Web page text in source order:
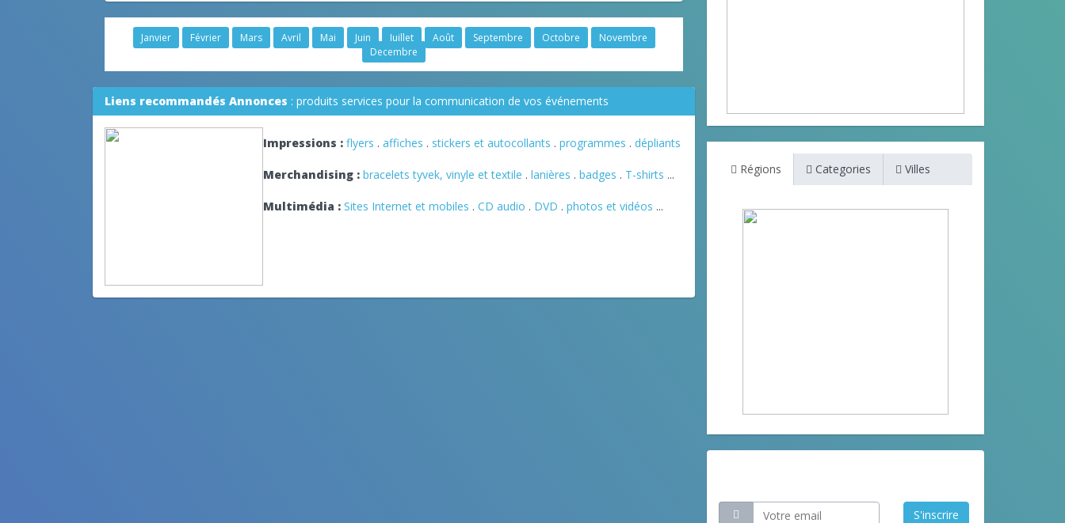
Janvier Février Mars Avril Mai Juin Juillet Août Septembre Octobre
Novembre
Decembre
Liens recommandés Annonces : produits services pour la communication de vos événements
Impressions : flyers . affiches . stickers et autocollants . programmes . dépliants
Merchandising : bracelets tyvek, vinyle et textile . lanières . badges . T-shirts ...
Multimédia : Sites Internet et mobiles . CD audio . DVD . photos et vidéos ...
Régions Categories Villes
S'inscrire